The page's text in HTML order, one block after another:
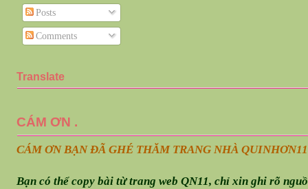
Posts
Comments
Translate
CÁM ƠN .
CÁM ƠN BẠN ĐÃ GHÉ THĂM TRANG NHÀ QUINHƠN
Bạn có thể copy bài từ trang web QN11, chỉ xin ghi rõ